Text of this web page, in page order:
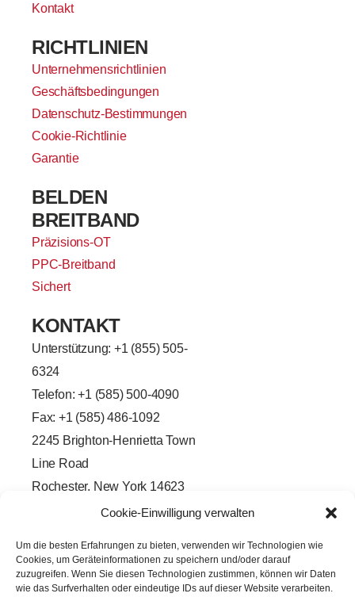
Cookie-Einwilligung verwalten
Um die besten Erfahrungen zu bieten, verwenden wir Technologien wie
Cookies, um Geräteinformationen zu speichern und/oder darauf
zuzugreifen. Wenn Sie diesen Technologien zustimmen, können wir Daten
wie das Surfverhalten oder eindeutige IDs auf dieser Website verarbeiten.
Kontakt
RICHTLINIEN
Unternehmensrichtlinien
Geschäftsbedingungen
Datenschutz-Bestimmungen
Cookie-Richtlinie
Garantie
BELDEN
BREITBAND
Präzisions-OT
PPC-Breitband
Sichert
KONTAKT
Unterstützung: +1 (855) 505-
6324
Telefon: +1 (585) 500-4090
Fax: +1 (585) 486-1092
2245 Brighton-Henrietta Town
Line Road
Rochester, New York 14623
b
o
o
k
k
e
d
i
n
w
t
e
r
o
t
u
b
e